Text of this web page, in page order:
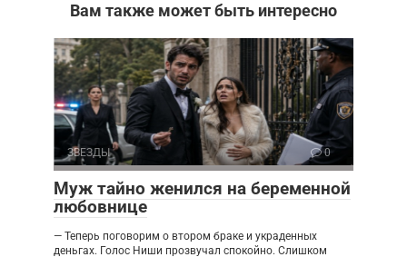
Вам также может быть интересно
ЗВЕЗДЫ 0
Муж тайно женился на беременной
любовнице
— Теперь поговорим о втором браке и украденных
деньгах. Голос Ниши прозвучал спокойно. Слишком